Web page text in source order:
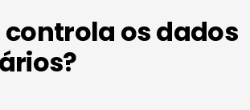
controla os dados